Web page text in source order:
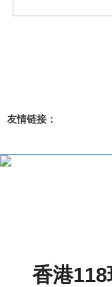
友情链接：
香港